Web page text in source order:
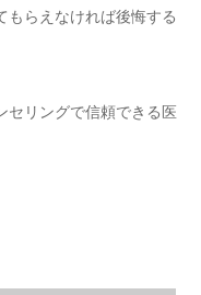
もらえなければ後悔する
セリングで信頼できる医